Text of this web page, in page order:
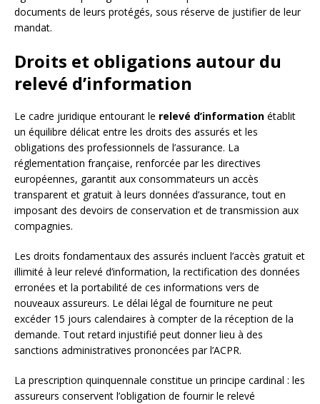
documents de leurs protégés, sous réserve de justifier de leur
mandat.
Droits et obligations autour du
relevé d’information
Le cadre juridique entourant le relevé d’information établit
un équilibre délicat entre les droits des assurés et les
obligations des professionnels de l’assurance. La
réglementation française, renforcée par les directives
européennes, garantit aux consommateurs un accès
transparent et gratuit à leurs données d’assurance, tout en
imposant des devoirs de conservation et de transmission aux
compagnies.
Les droits fondamentaux des assurés incluent l’accès gratuit et
illimité à leur relevé d’information, la rectification des données
erronées et la portabilité de ces informations vers de
nouveaux assureurs. Le délai légal de fourniture ne peut
excéder 15 jours calendaires à compter de la réception de la
demande. Tout retard injustifié peut donner lieu à des
sanctions administratives prononcées par l’ACPR.
La prescription quinquennale constitue un principe cardinal : les
assureurs conservent l’obligation de fournir le relevé